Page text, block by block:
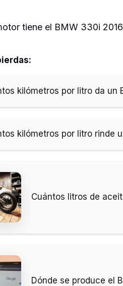
tiene el BMW 330i
kilómetros por litro da un
kilómetros por litro rinde
Cuántos litros de
Dónde se produce el